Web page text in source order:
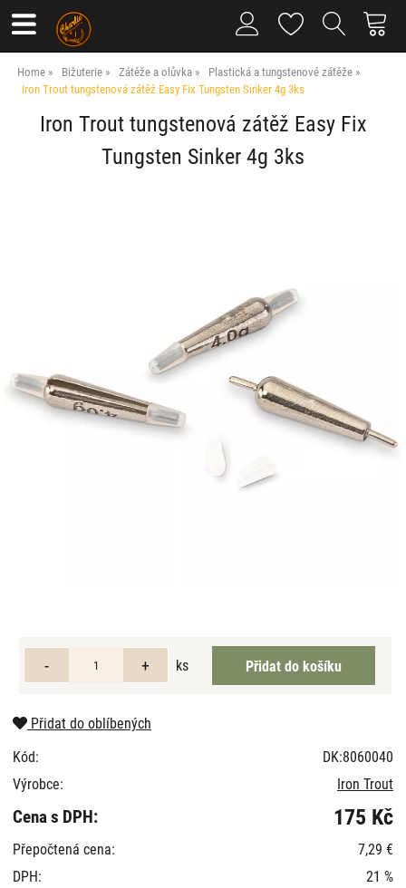
Home Bižuterie Zátěže a olůvka
Plastická a tungstenové zátěže
Iron Trout tungstenová zátěž Easy Fix Tungsten Sinker 4g 3ks
Iron Trout tungstenová zátěž Easy Fix
Tungsten Sinker 4g 3ks
ks
Přidat do oblíbených
Kód:
DK:8060040
Výrobce:
Iron Trout
Cena s DPH: 175 Kč
Přepočtená cena:
7,29 €
DPH:
21 %